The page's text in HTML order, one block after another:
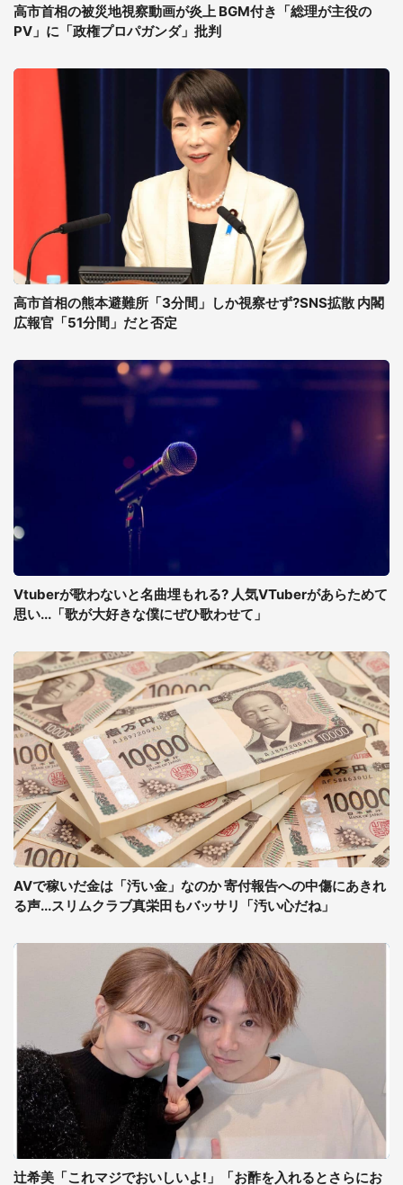
高市首相の被災地視察動画が炎上 BGM付き「総理が主役の
PV」に「政権プロパガンダ」批判
高市首相の熊本避難所「3分間」しか視察せず?SNS拡散 内閣
広報官「51分間」だと否定
Vtuberが歌わないと名曲埋もれる? 人気VTuberがあらためて
思い...「歌が大好きな僕にぜひ歌わせて」
AVで稼いだ金は「汚い金」なのか 寄付報告への中傷にあきれ
る声...スリムクラブ真栄田もバッサリ「汚い心だね」
辻希美「これマジでおいしいよ!」「お酢を入れるとさらにお